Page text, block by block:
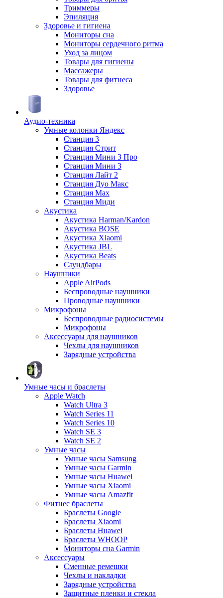
Триммеры
Эпиляция
Здоровье и гигиена
Мониторы сна
Мониторы сердечного ритма
Уход за лицом
Товары для гигиены
Массажеры
Товары для фитнеса
Здоровье
Аудио-техника
Умные колонки Яндекс
Станция 3
Станция Стрит
Станция Мини 3 Про
Станция Мини 3
Станция Лайт 2
Станция Дуо Макс
Станция Max
Станция Миди
Акустика
Акустика Harman/Kardon
Акустика BOSE
Акустика Xiaomi
Акустика JBL
Акустика Beats
Саундбары
Наушники
Apple AirPods
Беспроводные наушники
Проводные наушники
Микрофоны
Беспроводные радиосистемы
Микрофоны
Аксессуары для наушников
Чехлы для наушников
Зарядные устройства
Умные часы и браслеты
Apple Watch
Watch Ultra 3
Watch Series 11
Watch Series 10
Watch SE 3
Watch SE 2
Умные часы
Умные часы Samsung
Умные часы Garmin
Умные часы Huawei
Умные часы Xiaomi
Умные часы Amazfit
Фитнес браслеты
Браслеты Google
Браслеты Xiaomi
Браслеты Huawei
Браслеты WHOOP
Мониторы сна Garmin
Аксессуары
Сменные ремешки
Чехлы и накладки
Зарядные устройства
Защитные пленки и стекла